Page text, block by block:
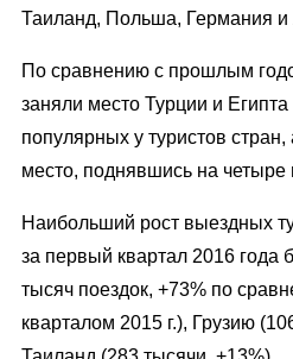
Таиланд, Польша, Германия и
По сравнению с прошлым
заняли место Турции и
популярных у туристов
место, поднявшись на четыре
Наибольший рост выездных
за первый квартал 2016 года
тысяч поездок, +73% по
кварталом 2015 г.), Грузию